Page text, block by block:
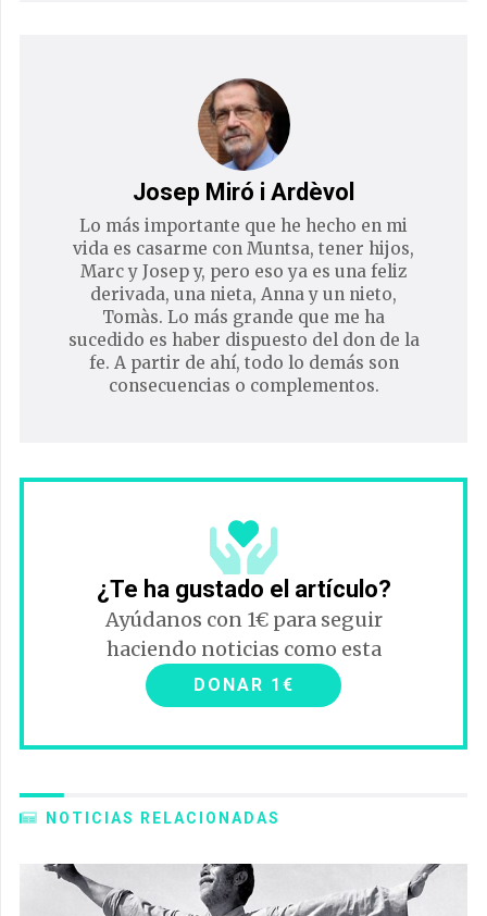
Josep Miró i Ardèvol
Lo más importante que he hecho en mi
vida es casarme con Muntsa, tener hijos,
Marc y Josep y, pero eso ya es una feliz
derivada, una nieta, Anna y un nieto,
Tomàs. Lo más grande que me ha
sucedido es haber dispuesto del don de la
fe. A partir de ahí, todo lo demás son
consecuencias o complementos.
¿Te ha gustado el artículo?
Ayúdanos con 1€ para seguir
haciendo noticias como esta
DONAR 1€
NOTICIAS RELACIONADAS